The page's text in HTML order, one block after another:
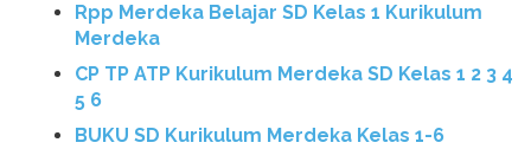
Rpp Merdeka Belajar SD Kelas 1 Kurikulum
Merdeka
CP TP ATP Kurikulum Merdeka SD Kelas 1 2 3 4
5 6
BUKU SD Kurikulum Merdeka Kelas 1-6